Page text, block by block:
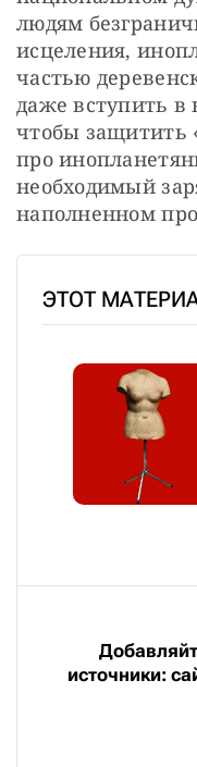
людям
исцеления,
частью
даже вступить в
чтобы защитить
про
необходимый
наполненном
ЭТОТ
источники: